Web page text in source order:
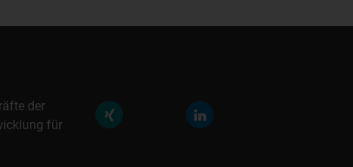
der
für